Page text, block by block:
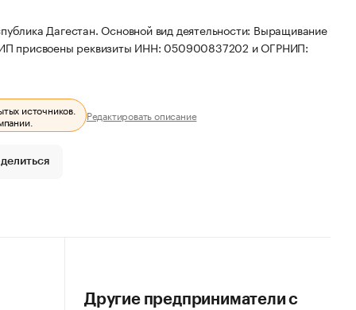
Дагестан. Основной вид деятельности: Выращивание
ИП присвоены реквизиты ИНН: 050900837202 и ОГРНИП:
источников.
Редактировать описание
Другие предприниматели с